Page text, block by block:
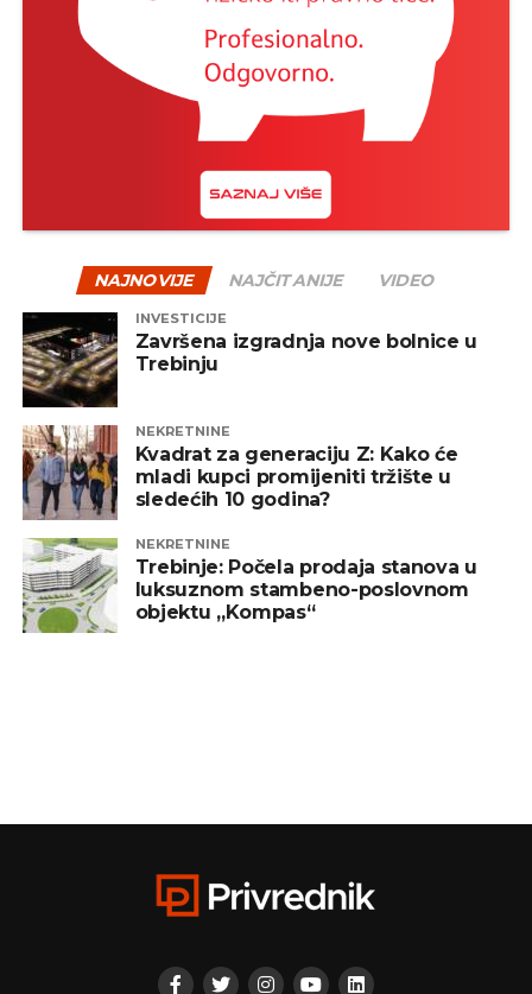
NAJNOVIJE NAJČITANIJE VIDEO
INVESTICIJE
Završena izgradnja nove bolnice u
Trebinju
NEKRETNINE
Kvadrat za generaciju Z: Kako će
mladi kupci promijeniti tržište u
sledećih 10 godina?
NEKRETNINE
Trebinje: Počela prodaja stanova u
luksuznom stambeno-poslovnom
objektu „Kompas“